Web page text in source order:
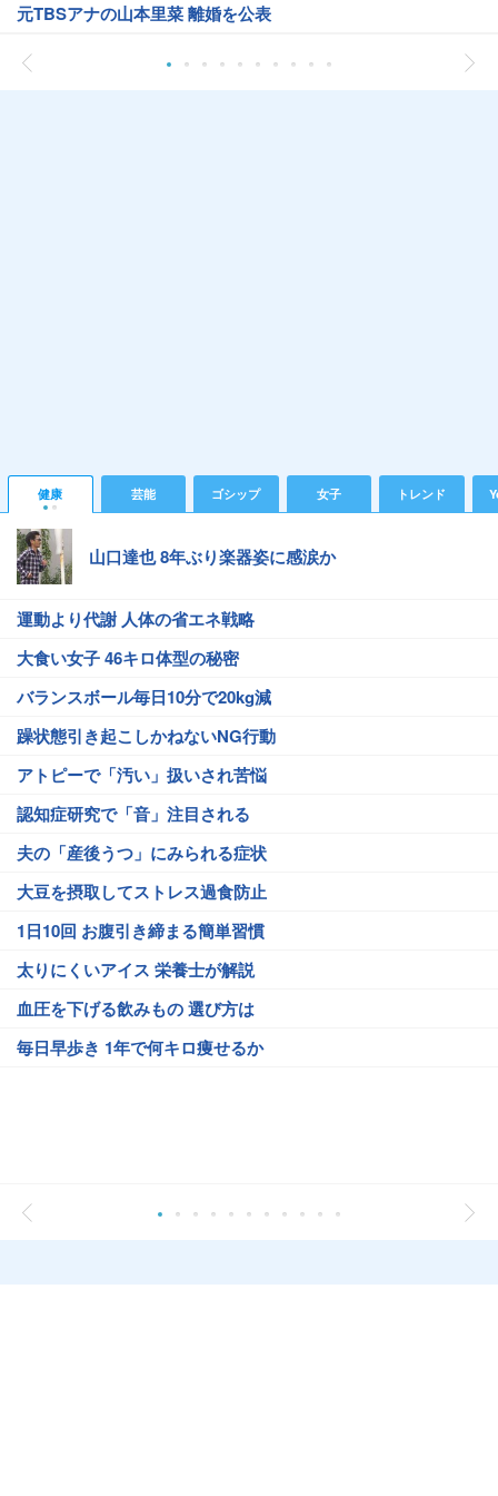
元TBSアナの山本里菜 離婚を公表
健康 芸能 ゴシップ 女子 トレンド
山口達也 8年ぶり楽器姿に感涙か
運動より代謝 人体の省エネ戦略
大食い女子 46キロ体型の秘密
バランスボール毎日10分で20kg減
躁状態引き起こしかねないNG行動
アトピーで「汚い」扱いされ苦悩
認知症研究で「音」注目される
夫の「産後うつ」にみられる症状
大豆を摂取してストレス過食防止
1日10回 お腹引き締まる簡単習慣
太りにくいアイス 栄養士が解説
血圧を下げる飲みもの 選び方は
毎日早歩き 1年で何キロ痩せるか